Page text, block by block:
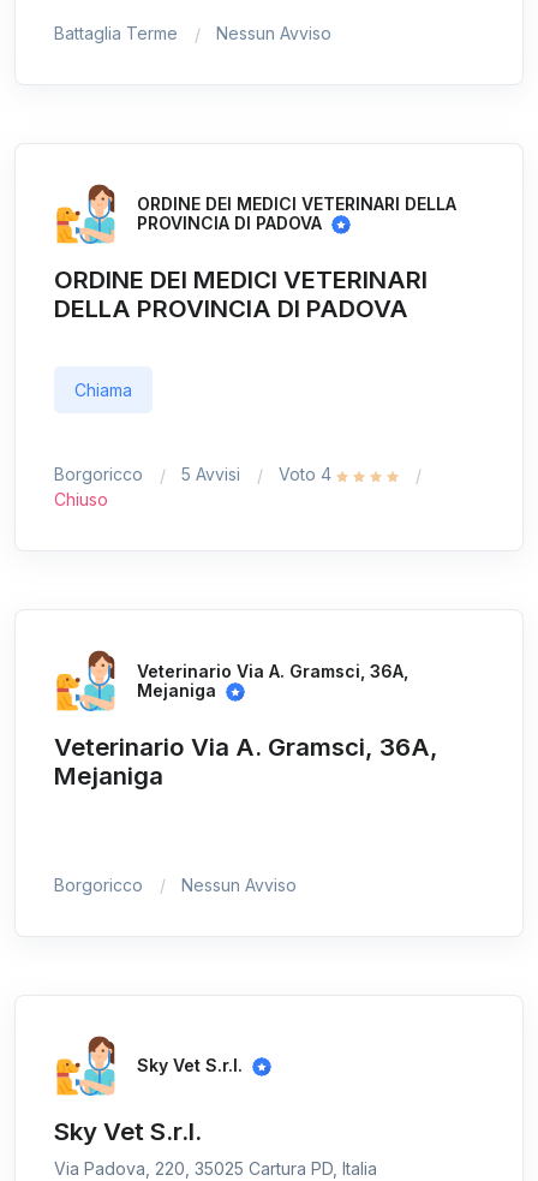
Battaglia Terme Nessun Avviso
ORDINE DEI MEDICI VETERINARI DELLA
PROVINCIA DI PADOVA
ORDINE DEI MEDICI VETERINARI
DELLA PROVINCIA DI PADOVA
Chiama
Borgoricco 5 Avvisi
Voto 4
Chiuso
Veterinario Via A. Gramsci, 36A,
Mejaniga
Veterinario Via A. Gramsci, 36A,
Mejaniga
Borgoricco Nessun Avviso
Sky Vet S.r.l.
Sky Vet S.r.l.
Via Padova, 220, 35025 Cartura PD, Italia